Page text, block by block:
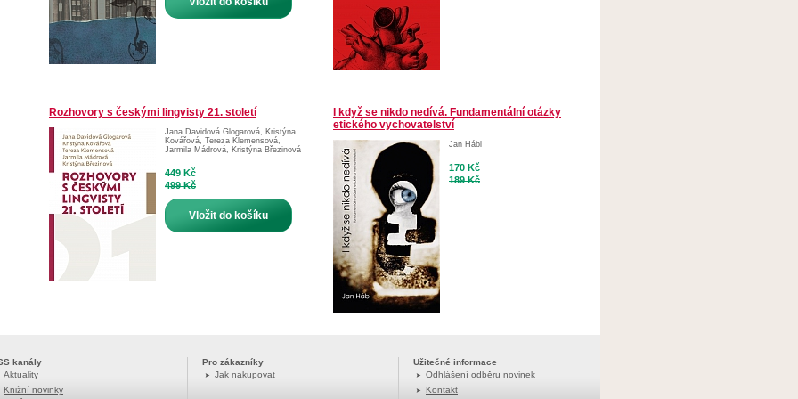
Rozhovory s českými lingvisty 21. století
Jana Davidová Glogarová, Kristýna
Kovářová, Tereza Klemensová,
Jarmila Mádrová, Kristýna Březinová
449 Kč
499 Kč
Vložit do košíku
I když se nikdo nedívá. Fundamentální otázky
etického vychovatelství
Jan Hábl
170 Kč
189 Kč
kanály
Aktuality
Knižní novinky
Pro zákazníky
Jak nakupovat
Užitečné informace
Odhlášení odběru novinek
Kontakt